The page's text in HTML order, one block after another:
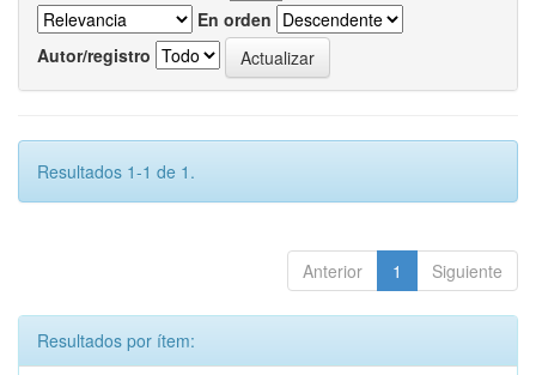
En orden
Autor/registro
Resultados 1-1 de 1.
Anterior 1 Siguiente
Resultados por ítem: